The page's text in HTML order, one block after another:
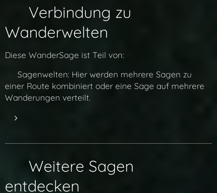
🔗 Verbindung zu
Wanderwelten
Diese WanderSage ist Teil von:
👉 Sagenwelten: Hier werden mehrere Sagen zu
einer Route kombiniert oder eine Sage auf mehrere
Wanderungen verteilt.
🔗 Weitere Sagen
entdecken